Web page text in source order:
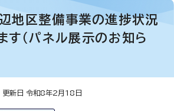
地区整備事業の進捗状況
す（パネル展示のお知ら
新日 令和8年2月18日